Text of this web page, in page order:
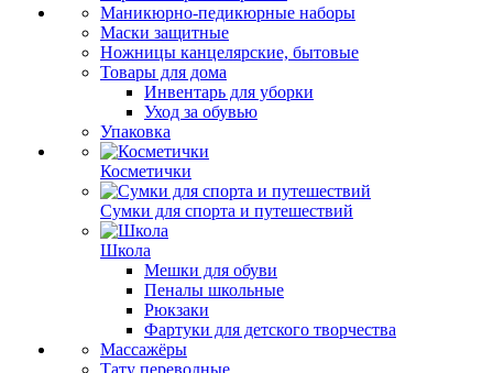
Маникюрно-педикюрные наборы
Маски защитные
Ножницы канцелярские, бытовые
Товары для дома
Инвентарь для уборки
Уход за обувью
Упаковка
Косметички
Сумки для спорта и путешествий
Школа
Мешки для обуви
Пеналы школьные
Рюкзаки
Фартуки для детского творчества
Массажёры
Тату переводные